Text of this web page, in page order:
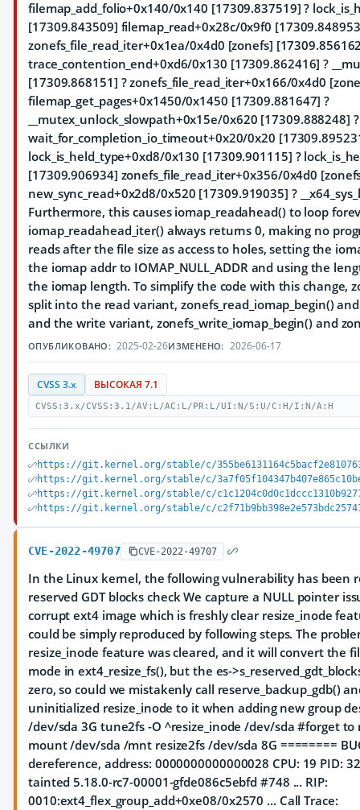
filemap_add_folio+0x140/0x140 [17309.837519] ?
[17309.843509] filemap_read+0x28c/0x9f0
zonefs_file_read_iter+0x1ea/0x4d0 [zonefs]
trace_contention_end+0xd6/0x130 [17309.862416] ?
[17309.868151] ? zonefs_file_read_iter+0x166/0x4d0
filemap_get_pages+0x1450/0x1450 [17309.881647] ?
__mutex_unlock_slowpath+0x15e/0x620 [17309.888248] ?
wait_for_completion_io_timeout+0x20/0x20
lock_is_held_type+0xd8/0x130 [17309.901115] ?
[17309.906934] zonefs_file_read_iter+0x356/0x4d0
new_sync_read+0x2d8/0x520 [17309.919035] ?
Furthermore, this causes iomap_readahead() to loop
iomap_readahead_iter() always returns 0, making no
reads after the file size as access to holes, setting the
the iomap addr to IOMAP_NULL_ADDR and using the
the iomap length. To simplify the code with this change,
split into the read variant, zonefs_read_iomap_begin() and
and the write variant, zonefs_write_iomap_begin() and
ОПУБЛИКОВАНО: 2025-02-26ИЗМЕНЕНО: 2026-06-17
CVSS 3.x ВЫСОКАЯ 7.1
CVSS:3.x/CVSS:3.1/AV:L/AC:L/PR:L/UI:N/S:U/C:H/I:N/A:H
ССЫЛКИ
https://git.kernel.org/stable/c/
https://git.kernel.org/stable/c/
https://git.kernel.org/stable/c/
https://git.kernel.org/stable/c/
CVE-2022-49707 CVE-2022-49707
In the Linux kernel, the following vulnerability has been
reserved GDT blocks check We capture a NULL pointer
corrupt ext4 image which is freshly clear resize_inode
could be simply reproduced by following steps. The
resize_inode feature was cleared, and it will convert the
mode in ext4_resize_fs(), but the es-
zero, so could we mistakenly call reserve_backup_gdb()
uninitialized resize_inode to it when adding new group
/dev/sda 3G tune2fs -O ^resize_inode /dev/sda #forget
mount /dev/sda /mnt resize2fs /dev/sda 8G ========
dereference, address: 0000000000000028 CPU: 19 PID:
tainted 5.18.0-rc7-00001-gfde086c5ebfd #748 ... RIP:
0010:ext4_flex_group_add+0xe08/0x2570 ... Call Trace: